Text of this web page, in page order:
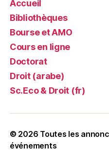
Accueil
Bibliothèques
Bourse et AMO
Cours en ligne
Doctorat
Droit (arabe)
Sc.Eco & Droit (fr)
© 2026 Toutes les
événements